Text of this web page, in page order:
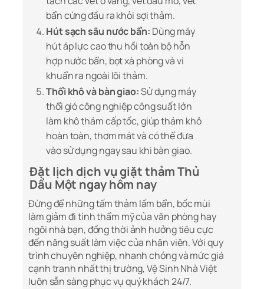
bẩn cứng đầu ra khỏi sợi thảm.
Hút sạch sâu nước bẩn: Dùng máy
hút áp lực cao thu hồi toàn bộ hỗn
hợp nước bẩn, bọt xà phòng và vi
khuẩn ra ngoài lõi thảm.
Thổi khô và bàn giao:Sử dụng máy
thổi gió công nghiệp công suất lớn
làm khô thảm cấp tốc, giúp thảm khô
hoàn toàn, thơm mát và có thể đưa
vào sử dụng ngay sau khi bàn giao.
Đặt lịch dịch vụ giặt thảm Thủ
Dầu Một ngay hôm nay
Đừng để những tấm thảm lấm bẩn, bốc mùi
làm giảm đi tính thẩm mỹ của văn phòng hay
ngôi nhà bạn, đồng thời ảnh hưởng tiêu cực
đến năng suất làm việc của nhân viên. Với quy
trình chuyên nghiệp, nhanh chóng và mức giá
cạnh tranh nhất thị trường, Vệ Sinh Nhà Việt
luôn sẵn sàng phục vụ quý khách 24/7.